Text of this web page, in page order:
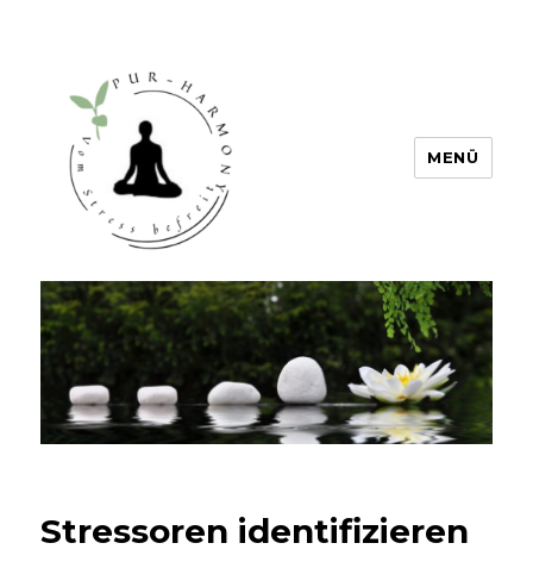
PUR HARMONY – Vom Stress
befreit
MENÜ
Stressoren identifizieren